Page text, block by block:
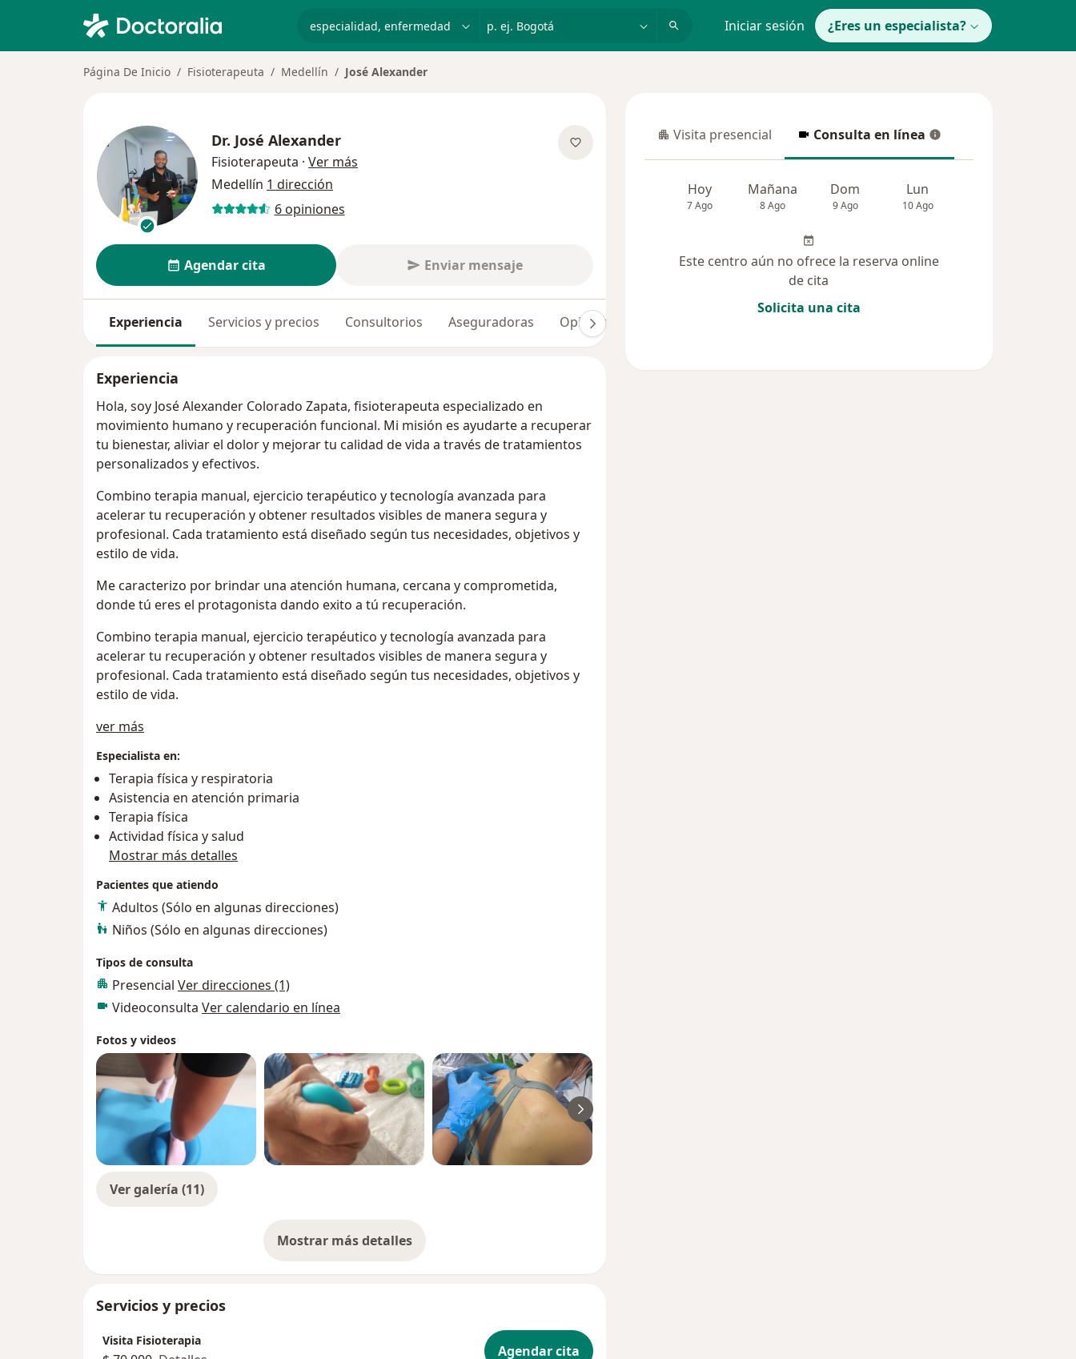
p. ej. Bogotá Iniciar sesión ¿Eres un especialista?
Página De Inicio Fisioterapeuta Medellín José Alexander
Dr. José Alexander
Fisioterapeuta · Ver más
Medellín 1 dirección
6 opiniones
Agendar cita Enviar mensaje
Experiencia Servicios y precios Consultorios Aseguradoras Opiniones (6)
Experiencia
Hola, soy José Alexander Colorado Zapata, fisioterapeuta especializado en
movimiento humano y recuperación funcional. Mi misión es ayudarte a recuperar
tu bienestar, aliviar el dolor y mejorar tu calidad de vida a través de tratamientos
personalizados y efectivos.
Combino terapia manual, ejercicio terapéutico y tecnología avanzada para
acelerar tu recuperación y obtener resultados visibles de manera segura y
profesional. Cada tratamiento está diseñado según tus necesidades, objetivos y
estilo de vida.
Me caracterizo por brindar una atención humana, cercana y comprometida,
donde tú eres el protagonista dando exito a tú recuperación.
Combino terapia manual, ejercicio terapéutico y tecnología avanzada para
acelerar tu recuperación y obtener resultados visibles de manera segura y
profesional. Cada tratamiento está diseñado según tus necesidades, objetivos y
estilo de vida.
ver más
Especialista en:
Terapia física y respiratoria
Asistencia en atención primaria
Terapia física
Actividad física y salud
Mostrar más detalles
Pacientes que atiendo
Adultos (Sólo en algunas direcciones)
Niños (Sólo en algunas direcciones)
Tipos de consulta
Presencial Ver direcciones (1)
Videoconsulta Ver calendario en línea
Fotos y videos
Ver galería (11)
Mostrar más detalles
sobre la experiencia
Servicios y precios
Visita Fisioterapia
Agendar cita
Visita presencial
Visita presencial Consulta en línea
Consulta en línea
Hoy
7 Ago
Mañana
8 Ago
Dom
9 Ago
Lun
10 Ago
Este centro aún no ofrece la reserva online
de cita
Solicita una cita